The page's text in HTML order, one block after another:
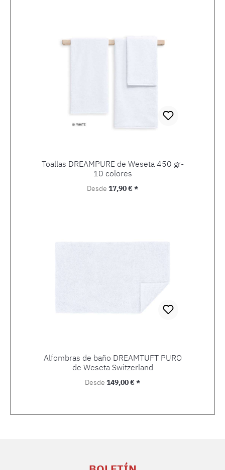
Toallas DREAMPURE de Weseta 450 gr-
10 colores
Precio normal:
Desde 17,90 € *
Alfombras de baño DREAMTUFT PURO
de Weseta Switzerland
Precio normal:
Desde 149,00 € *